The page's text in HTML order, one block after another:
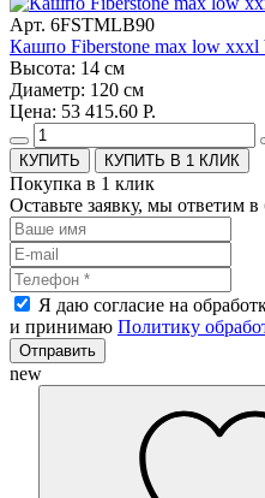
Арт. 6FSTMLB90
Кашпо Fiberstone max low xxxl
Высота: 14 см
Диаметр: 120 см
Цена: 53 415.60 Р.
КУПИТЬ В 1 КЛИК
Покупка в 1 клик
Оставьте заявку, мы ответим
Я даю согласие на
и принимаю Политику
Отправить
new